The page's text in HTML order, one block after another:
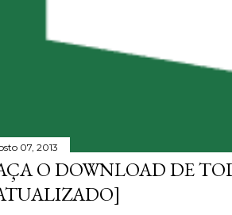
07, 2013
O DOWNLOAD DE